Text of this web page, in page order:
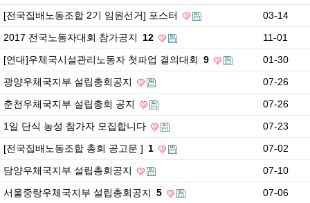
[전국집배노동조합 2기 임원선거] 포스터
03-14
2017 전국노동자대회 참가공지
12
11-01
[연대]우체국시설관리노동자 첫파업 결의대회 9
01-30
광양우체국지부 설립총회공지
07-26
춘천우체국지부 설립총회 공지
07-26
1일 단식 농성 참가자 모집합니다
07-23
[전국집배노동조합 총회 공고문 ] 1
07-02
담양우체국지부 설립총회공지
07-10
서울중랑우체국지부 설립총회공지 5 07-06